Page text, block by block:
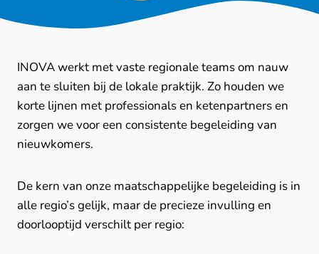
INOVA werkt met vaste regionale teams om nauw
aan te sluiten bij de lokale praktijk. Zo houden we
korte lijnen met professionals en ketenpartners en
zorgen we voor een consistente begeleiding van
nieuwkomers.
De kern van onze maatschappelijke begeleiding is in
alle regio’s gelijk, maar de precieze invulling en
doorlooptijd verschilt per regio: